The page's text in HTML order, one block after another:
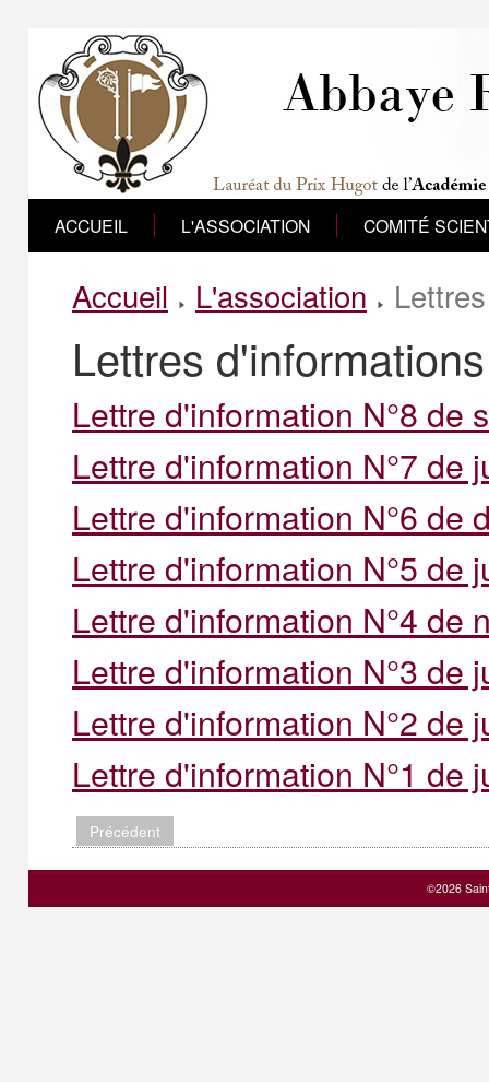
ACCUEIL L'ASSOCIATION COMITÉ
Accueil L'association
Lettres d'informations
Lettre d'information N°8 de
Lettre d'information N°7 de
Lettre d'information N°6 de
Lettre d'information N°5 de
Lettre d'information N°4 de
Lettre d'information N°3 de
Lettre d'information N°2 de
Lettre d'information N°1 de
Précédent
©2026